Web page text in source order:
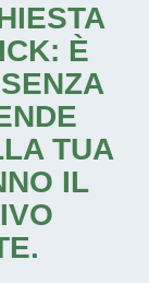
È
TUA
IL